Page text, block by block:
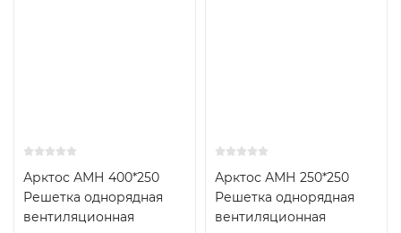
Арктос АМН 400*250
Решетка однорядная
вентиляционная
Арктос АМН 250*250
Решетка однорядная
вентиляционная